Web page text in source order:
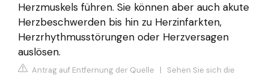
Herzmuskels führen. Sie können aber auch akute
Herzbeschwerden bis hin zu Herzinfarkten,
Herzrhythmusstörungen oder Herzversagen
auslösen.
Antrag auf Entfernung der Quelle | Sehen Sie sich die